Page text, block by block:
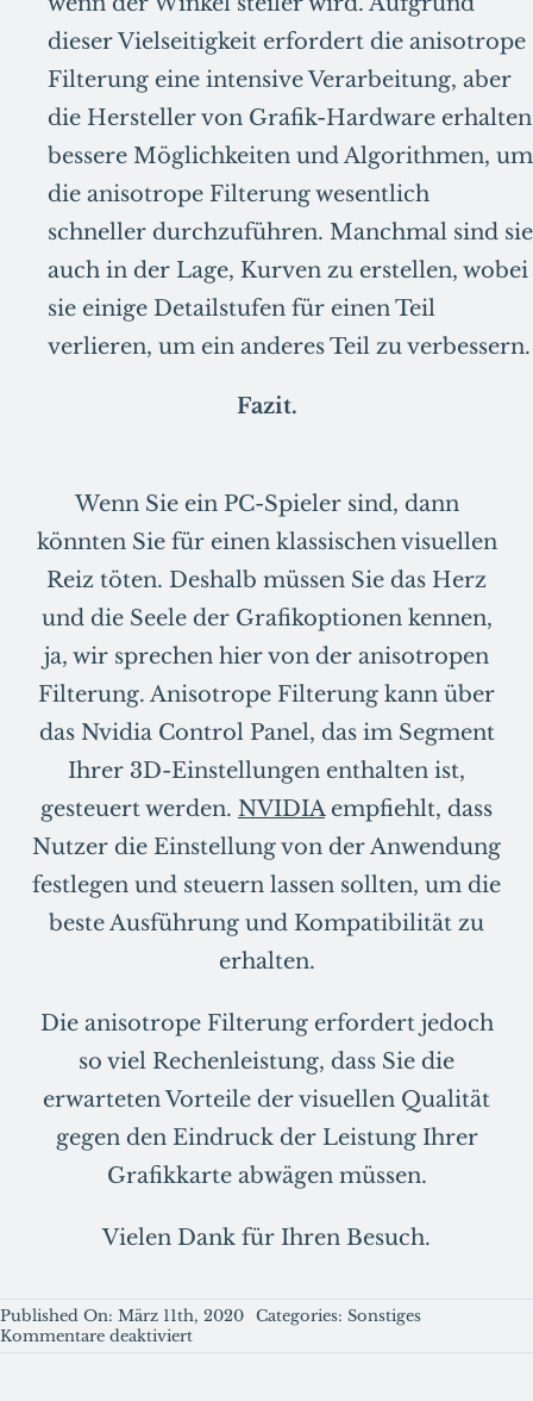
dieser Vielseitigkeit erfordert die anisotrope
Filterung eine intensive Verarbeitung, aber
die Hersteller von Grafik-Hardware erhalten
bessere Möglichkeiten und Algorithmen, um
die anisotrope Filterung wesentlich
schneller durchzuführen. Manchmal sind sie
auch in der Lage, Kurven zu erstellen, wobei
sie einige Detailstufen für einen Teil
verlieren, um ein anderes Teil zu verbessern.
Fazit.
Wenn Sie ein PC-Spieler sind, dann
könnten Sie für einen klassischen visuellen
Reiz töten. Deshalb müssen Sie das Herz
und die Seele der Grafikoptionen kennen,
ja, wir sprechen hier von der anisotropen
Filterung. Anisotrope Filterung kann über
das Nvidia Control Panel, das im Segment
Ihrer 3D-Einstellungen enthalten ist,
gesteuert werden. NVIDIAempfiehlt, dass
Nutzer die Einstellung von der Anwendung
festlegen und steuern lassen sollten, um die
beste Ausführung und Kompatibilität zu
erhalten.
Die anisotrope Filterung erfordert jedoch
so viel Rechenleistung, dass Sie die
erwarteten Vorteile der visuellen Qualität
gegen den Eindruck der Leistung Ihrer
Grafikkarte abwägen müssen.
Vielen Dank für Ihren Besuch.
Published On: März 11th, 2020 Categories: Sonstiges
Kommentare deaktiviertfür